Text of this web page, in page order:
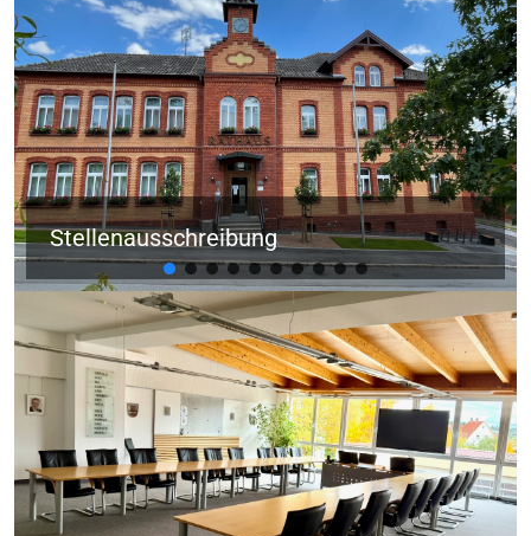
Stellenausschreibung